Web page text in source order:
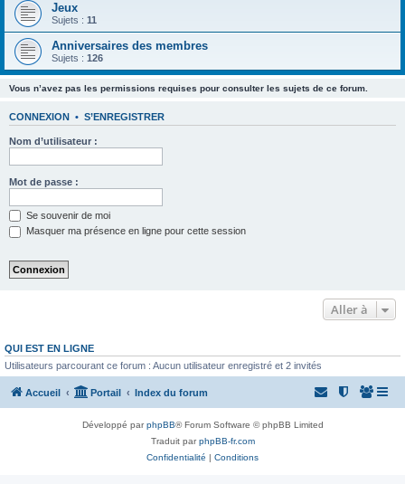
Jeux
Sujets : 11
Anniversaires des membres
Sujets : 126
Vous n’avez pas les permissions requises pour consulter les sujets de ce forum.
CONNEXION • S’ENREGISTRER
Nom d’utilisateur :
Mot de passe :
Se souvenir de moi
Masquer ma présence en ligne pour cette session
Aller à
QUI EST EN LIGNE
Utilisateurs parcourant ce forum : Aucun utilisateur enregistré et 2 invités
Accueil Portail Index du forum
Développé parphpBB® Forum Software © phpBB Limited
Traduit parphpBB-fr.com
Confidentialité | Conditions